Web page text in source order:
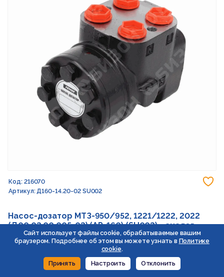
Код: 216070
Артикул: Д160-14.20-02 SU002
Насос-дозатор МТЗ-950/952, 1221/1222, 2022
(Д00.02.00.005-02) (АР-160) (SU002) - аналог
Под заказ
В корзину
Сайт использует файлы cookie, обрабатываемые вашим
браузером. Подробнее об этом вы можете узнать в Политике
cookie.
Принять
Настроить Отклонить